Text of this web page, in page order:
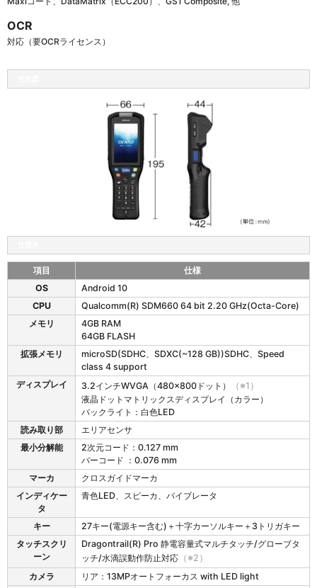
OCR
対応（要OCRライセンス）
H
6
の
項目
仕様
OS
Android 10
CPU
Qualcomm(R) SDM660 64 bit 2.20 GHz(Octa-Core)
メモリ
4GB RAM
64GB FLASH
拡張メモリ
microSD(SDHC、SDXC(~128 GB))SDHC、Speed
class 4 support
ディスプレイ
3.2インチWVGA（480×800ドット）
（※1）
液晶ドットマトリックスディスプレイ（カラー）
バックライト：白色LED
読み取り部
エリアセンサ
最小分解能
2次元コード：0.127 mm
バーコード ：0.076 mm
マーカ
クロスガイドマーカ
インディケー
タ
青色LED、スピーカ、バイブレータ
キー
27キー(電源キー含む)＋十字カーソルキー＋3トリガキー
タッチスクリ
ーン
Dragontrail(R) Pro 静電容量式マルチタッチ/グローブタ
ッチ/水滴誤動作防止対応 （※2）
カメラ
リア：13MPオートフォーカス with LED light